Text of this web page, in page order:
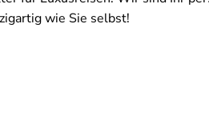
wie Sie selbst!